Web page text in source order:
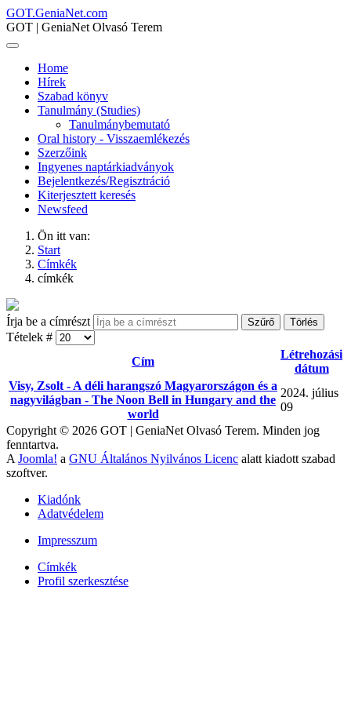
GOT.GeniaNet.com
GOT | GeniaNet Olvasó Terem
Home
Hírek
Szabad könyv
Tanulmány (Studies)
Tanulmánybemutató
Oral history - Visszaemlékezés
Szerzőink
Ingyenes naptárkiadványok
Bejelentkezés/Regisztráció
Kiterjesztett keresés
Newsfeed
Ön itt van:
Start
Címkék
címkék
Írja be a címrészt Szűrő Törlés
Tételek #
Cím
Létrehozási
dátum
Visy, Zsolt - A déli harangszó Magyarországon és a
nagyvilágban - The Noon Bell in Hungary and the
world
2024. július
09
Copyright © 2026 GOT | GeniaNet Olvasó Terem. Minden jog
fenntartva.
A Joomla! a GNU Általános Nyilvános Licenc alatt kiadott szabad
szoftver.
Kiadónk
Adatvédelem
Impresszum
Címkék
Profil szerkesztése